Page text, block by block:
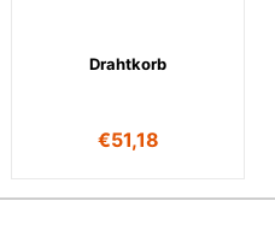
Drahtkorb
€51,18